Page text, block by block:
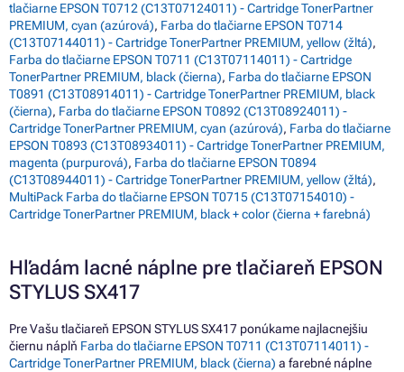
tlačiarne EPSON T0712 (C13T07124011) - Cartridge TonerPartner
PREMIUM, cyan (azúrová), Farba do tlačiarne EPSON T0714
(C13T07144011) - Cartridge TonerPartner PREMIUM, yellow (žltá),
Farba do tlačiarne EPSON T0711 (C13T07114011) - Cartridge
TonerPartner PREMIUM, black (čierna), Farba do tlačiarne EPSON
T0891 (C13T08914011) - Cartridge TonerPartner PREMIUM, black
(čierna), Farba do tlačiarne EPSON T0892 (C13T08924011) -
Cartridge TonerPartner PREMIUM, cyan (azúrová), Farba do tlačiarne
EPSON T0893 (C13T08934011) - Cartridge TonerPartner PREMIUM,
magenta (purpurová), Farba do tlačiarne EPSON T0894
(C13T08944011) - Cartridge TonerPartner PREMIUM, yellow (žltá),
MultiPack Farba do tlačiarne EPSON T0715 (C13T07154010) -
Cartridge TonerPartner PREMIUM, black + color (čierna + farebná)
Hľadám lacné náplne pre tlačiareň EPSON
STYLUS SX417
Pre Vašu tlačiareň EPSON STYLUS SX417 ponúkame najlacnejšiu
čiernu náplň Farba do tlačiarne EPSON T0711 (C13T07114011) -
Cartridge TonerPartner PREMIUM, black (čierna) a farebné náplne